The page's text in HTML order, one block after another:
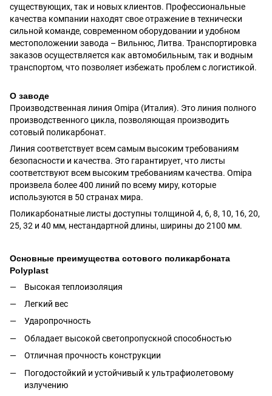
существующих, так и новых клиентов. Профессиональные
качества компании находят свое отражение в технически
сильной команде, современном оборудовании и удобном
местоположении завода – Вильнюс, Литва. Транспортировка
заказов осуществляется как автомобильным, так и водным
транспортом, что позволяет избежать проблем с логистикой.
О заводе
Производственная линия Omipa (Италия). Это линия полного
производственного цикла, позволяющая производить
сотовый поликарбонат.
Линия соответствует всем самым высоким требованиям
безопасности и качества. Это гарантирует, что листы
соответствуют всем высоким требованиям качества. Omipa
произвела более 400 линий по всему миру, которые
используются в 50 странах мира.
Поликарбонатные листы доступны толщиной 4, 6, 8, 10, 16, 20,
25, 32 и 40 мм, нестандартной длины, ширины до 2100 мм.
Основные преимущества сотового поликарбоната
Polyplast
Высокая теплоизоляция
Легкий вес
Ударопрочность
Обладает высокой светопропускной способностью
Отличная прочность конструкции
Погодостойкий и устойчивый к ультрафиолетовому
излучению